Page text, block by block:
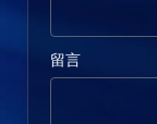
留言